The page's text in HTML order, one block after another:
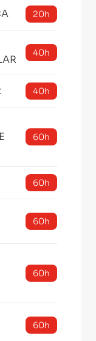
20h
40h
40h
60h
60h
60h
60h
60h